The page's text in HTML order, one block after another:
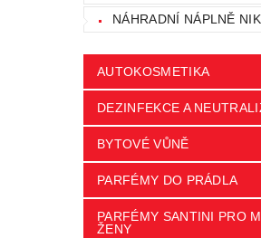
NÁHRADNÍ NÁPLNĚ
AUTOKOSMETIKA
DEZINFEKCE A
BYTOVÉ VŮNĚ
PARFÉMY DO PRÁDLA
PARFÉMY SANTINI PRO
ŽENY